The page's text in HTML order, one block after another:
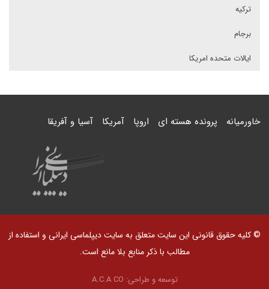
ترکیه
برجام
ایالات متحده امریکا
خاورمیانه پرونده هسته ای اروپا آمریکا آسیا و آفریقا
© کلیه حقوق قانونی این سایت متعلق به سایت دیپلماسی ایرانی و استفاده از
مطالب با ذکر منابع بلا مانع است.
توسعه و طراحی: A.C.A CO